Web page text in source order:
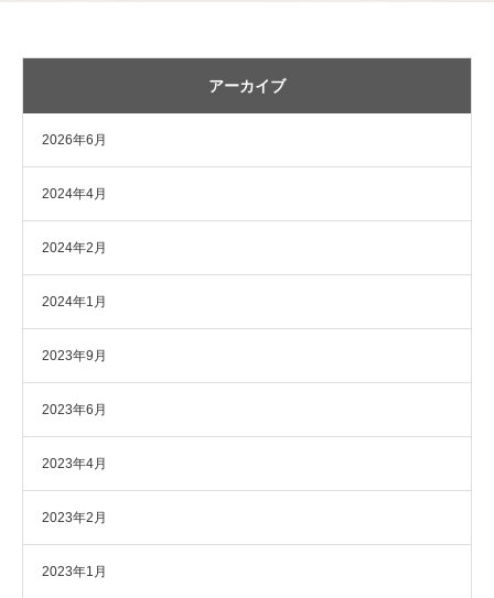
アーカイブ
2026年6月
2024年4月
2024年2月
2024年1月
2023年9月
2023年6月
2023年4月
2023年2月
2023年1月